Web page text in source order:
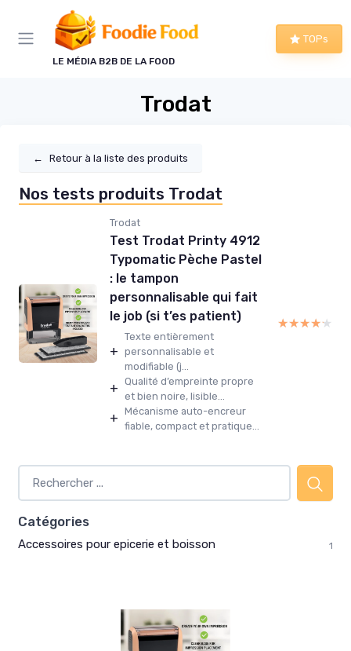
LE MÉDIA B2B DE LA FOOD
TOPs
Trodat
← Retour à la liste des produits
Nos tests produits Trodat
Trodat
Test Trodat Printy 4912
Typomatic Pèche Pastel
: le tampon
personnalisable qui fait
le job (si t’es patient)
+
Texte entièrement
personnalisable et
modifiable (j...
+ Qualité d’empreinte propre
et bien noire, lisible...
+ Mécanisme auto-encreur
fiable, compact et pratique...
★★★★★
★★★★★
Catégories
Accessoires pour epicerie et boisson 1
Panneau de gestion des cookies